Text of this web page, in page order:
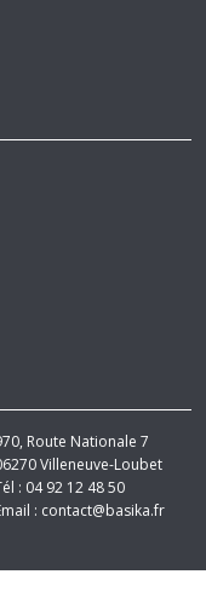
Route Nationale 7
Villeneuve-Loubet
: 04 92 12 48 50
: contact@basika.fr